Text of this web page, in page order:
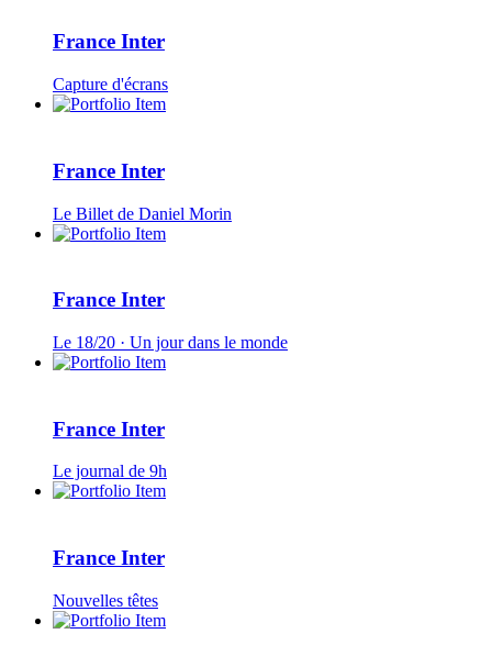
France Inter
Capture d'écrans
France Inter
Le Billet de Daniel Morin
France Inter
Le 18/20 · Un jour dans le monde
France Inter
Le journal de 9h
France Inter
Nouvelles têtes